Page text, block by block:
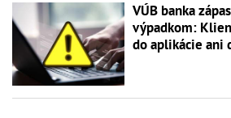
VÚB banka
výpadkom:
do aplikácie ani